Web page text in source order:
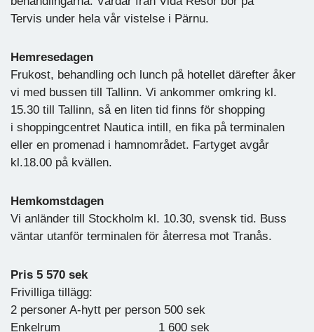
Tervis under hela vår vistelse i Pärnu.
Hemresedagen
Frukost, behandling och lunch på hotellet därefter åker
vi med bussen till Tallinn. Vi ankommer omkring kl.
15.30 till Tallinn, så en liten tid finns för shopping
i shoppingcentret Nautica intill, en fika på terminalen
eller en promenad i hamnområdet. Fartyget avgår
kl.18.00 på kvällen.
Hemkomstdagen
Vi anländer till Stockholm kl. 10.30, svensk tid. Buss
väntar utanför terminalen för återresa mot Tranås.
Pris 5 570 sek
Frivilliga tillägg:
2 personer A-hytt per person 500 sek
Enkelrum 1 600 sek